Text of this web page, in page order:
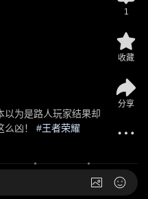
以为是路人玩家结果却
凶！
#王者荣耀
1
收藏
分享